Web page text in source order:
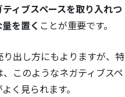
ティブスペースを取り入れつ
を置く ことが重要です。
出し方にもよりますが、特
このようなネガティブスペ
く見られます。